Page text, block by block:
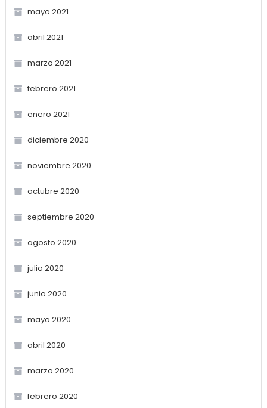
mayo 2021
abril 2021
marzo 2021
febrero 2021
enero 2021
diciembre 2020
noviembre 2020
octubre 2020
septiembre 2020
agosto 2020
julio 2020
junio 2020
mayo 2020
abril 2020
marzo 2020
febrero 2020